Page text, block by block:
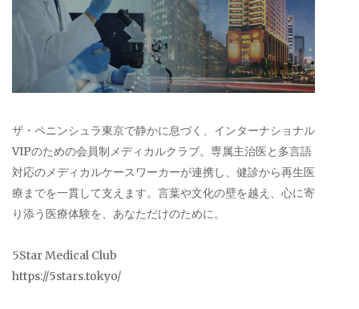
ザ・ペニンシュラ東京で静かに息づく、インターナショナル
VIPのための会員制メディカルクラブ。専属主治医と多言語
対応のメディカルケースワーカーが連携し、健診から再生医
療までを一貫して支えます。言葉や文化の壁を越え、心に寄
り添う医療体験を、あなただけのために。
5Star Medical Club
https://5stars.tokyo/